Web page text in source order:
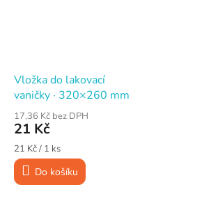
Vložka do lakovací
vaničky · 320×260 mm
17,36 Kč bez DPH
21 Kč
Měrná
cena:
21 Kč / 1 ks
Do košíku